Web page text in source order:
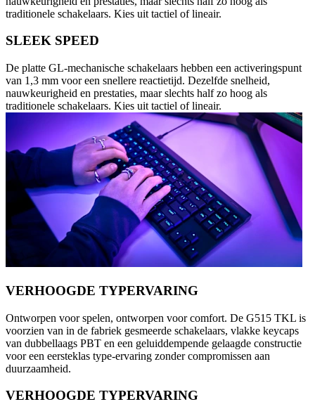
traditionele schakelaars. Kies uit tactiel of lineair.
SLEEK SPEED
De platte GL-mechanische schakelaars hebben een activeringspunt
van 1,3 mm voor een snellere reactietijd. Dezelfde snelheid,
nauwkeurigheid en prestaties, maar slechts half zo hoog als
traditionele schakelaars. Kies uit tactiel of lineair.
VERHOOGDE TYPERVARING
Ontworpen voor spelen, ontworpen voor comfort. De G515 TKL is
voorzien van in de fabriek gesmeerde schakelaars, vlakke keycaps
van dubbellaags PBT en een geluiddempende gelaagde constructie
voor een eersteklas type-ervaring zonder compromissen aan
duurzaamheid.
VERHOOGDE TYPERVARING